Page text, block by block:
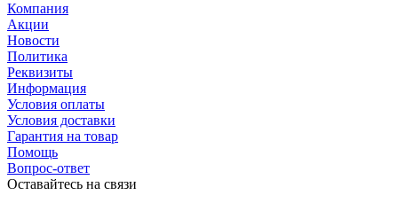
Компания
Акции
Новости
Политика
Реквизиты
Информация
Условия оплаты
Условия доставки
Гарантия на товар
Помощь
Вопрос-ответ
Оставайтесь на связи